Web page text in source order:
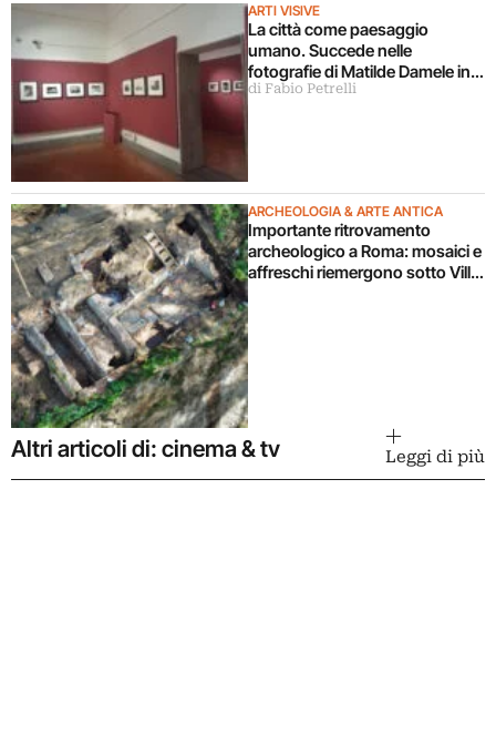
ARTI VISIVE
La città come paesaggio
umano. Succede nelle
fotografie di Matilde Damele in
mostra a Roma
di Fabio Petrelli
ARCHEOLOGIA & ARTE ANTICA
Importante ritrovamento
archeologico a Roma: mosaici e
affreschi riemergono sotto Villa
Altri articoli di: cinema & tv Leggi di più